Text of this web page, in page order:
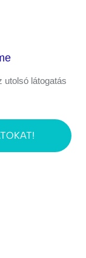
utolsó látogatás